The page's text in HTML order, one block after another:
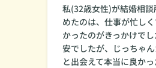
私(32歳女性)が結婚相
めたのは、仕事が忙し
かったのがきっかけで
安でしたが、じっちゃ
と出会えて本当に良かっ